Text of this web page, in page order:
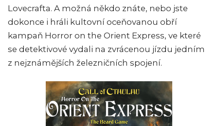
Lovecrafta. A možná někdo znáte, nebo jste
dokonce i hráli kultovní oceňovanou obří
kampaň Horror on the Orient Express, ve které
se detektivové vydali na zvrácenou jízdu jedním
z nejznámějších železničních spojení.